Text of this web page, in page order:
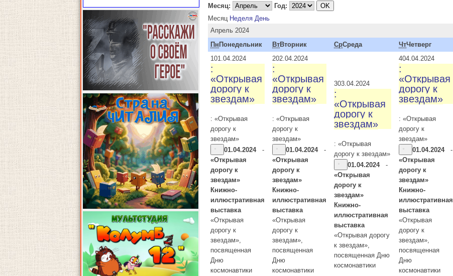
Месяц:
Год:
Месяц Неделя День
Апрель 2024
Пн Понедельник ВтВторник СрСреда ЧтЧетверг
101.04.2024
:
«Открывая
дорогу к
звездам»
: «Открывая
дорогу к
звездам»
01.04.2024
-
«Открывая
дорогу к
звездам»
Книжно-
иллюстративная
выставка
«Открывая
дорогу к
звездам»,
посвященная
Дню
космонавтики
202.04.2024
:
«Открывая
дорогу к
звездам»
: «Открывая
дорогу к
звездам»
01.04.2024
-
«Открывая
дорогу к
звездам»
Книжно-
иллюстративная
выставка
«Открывая
дорогу к
звездам»,
посвященная
Дню
космонавтики
303.04.2024
:
«Открывая
дорогу к
звездам»
: «Открывая
дорогу к звездам»
01.04.2024
-
«Открывая
дорогу к
звездам»
Книжно-
иллюстративная
выставка
«Открывая дорогу
к звездам»,
посвященная Дню
космонавтики
404.04.2024
:
«Открывая
дорогу к
звездам»
: «Открывая
дорогу к
звездам»
01.04.2024
-
«Открывая
дорогу к
звездам»
Книжно-
иллюстративная
выставка
«Открывая
дорогу к
звездам»,
посвященная
Дню
космонавтики